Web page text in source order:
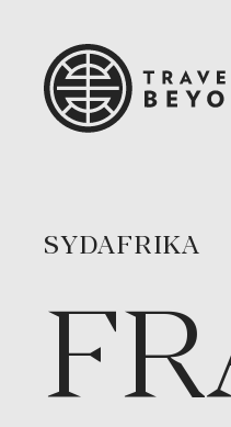
SYDAFRIKA